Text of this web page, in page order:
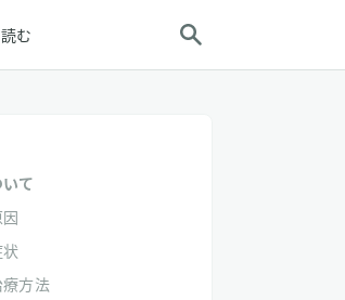
む
て
状
方法